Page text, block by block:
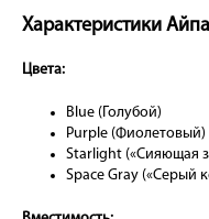
Характеристики
Цвета:
Blue (Голубой)
Purple (Фиолетовый)
Starlight («Сияющая
Space Gray («Серый